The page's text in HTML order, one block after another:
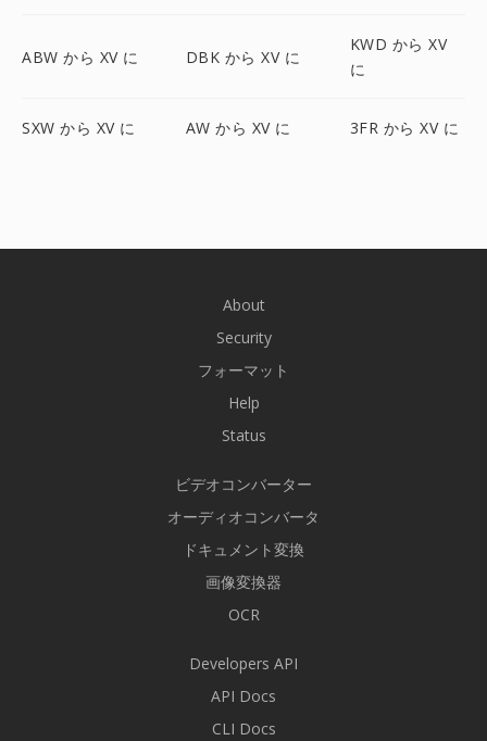
ABW から XV に DBK から XV に
KWD から XV
に
SXW から XV に AW から XV に 3FR から XV に
About
Security
フォーマット
Help
Status
ビデオコンバーター
オーディオコンバータ
ドキュメント変換
画像変換器
OCR
Developers API
API Docs
CLI Docs